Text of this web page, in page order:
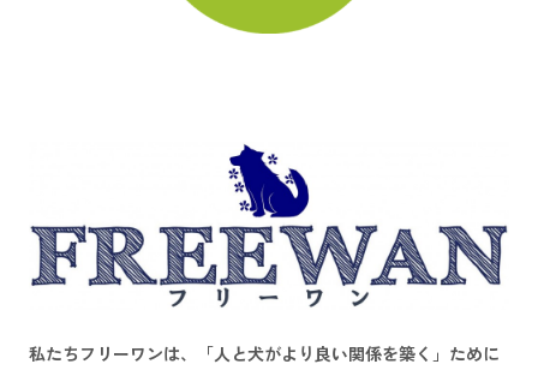
私たちフリーワンは、 「人と犬がより良い関係を築く」 ために